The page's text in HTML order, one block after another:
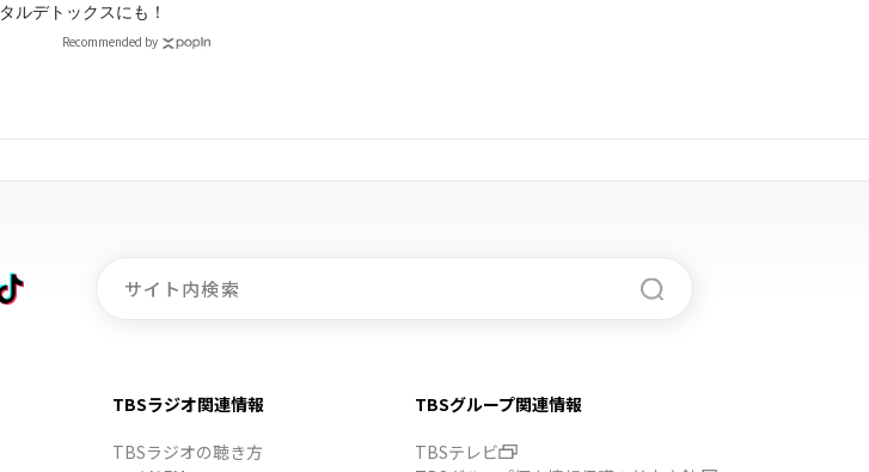
タルデトックスにも！
Recommended by
TBSラジオ関連情報
TBSラジオの聴き方
TBSグループ関連情報
TBSテレビ